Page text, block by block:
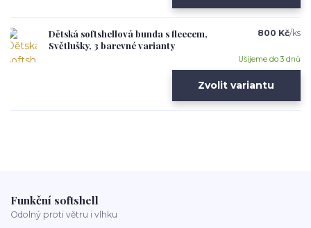
Dětská softshellová bunda s fleecem,
Světlušky, 3 barevné varianty
800 Kč/ks
Ušijeme do 3 dnů
Zvolit variantu
Funkční softshell
Odolný proti větru i vlhku